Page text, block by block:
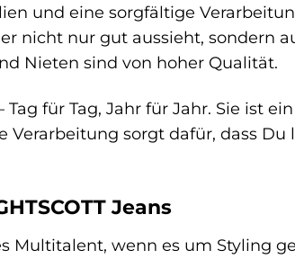
und eine sorgfältige
nicht nur gut aussieht, sondern
Nieten sind von hoher Qualität.
für Tag, Jahr für Jahr. Sie ist
sorgt dafür, dass Du
Jeans
Multitalent, wenn es um Styling